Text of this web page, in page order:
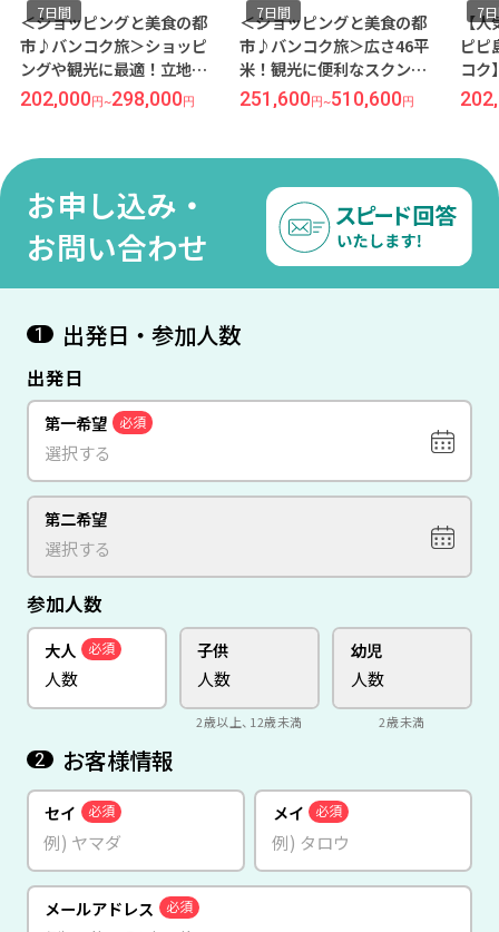
＜ショッピングと美食の都
市♪バンコク旅＞ショッピ
ングや観光に最適！立地抜
群のシーロムエリア『マン
ダリン マネージド by セン
航空×福岡発着 バンコク5泊
7日間
202,000 円~298,000 円
＜ショッピングと美食の都
市♪バンコク旅＞広さ46平
米！観光に便利なスクンビ
ットエリア『ロイヤルベン
ジャ』宿泊 ≪キャセイパシ
ス利用×成田発着 バンコク6
泊7日間≫
7日間
251,600 円~510,600 円
【
ピピ
コク
ーチ
ー
ルベ
＆朝
ャ
7
お申し込み・
お問い合わせ
1 出発日・参加人数
出発日
第一希望 必須
第二希望
参加人数
大人 必須 子供
2歳以上、12歳未満
幼児
2歳未満
2 お客様情報
セイ 必須 メイ 必須
メールアドレス 必須